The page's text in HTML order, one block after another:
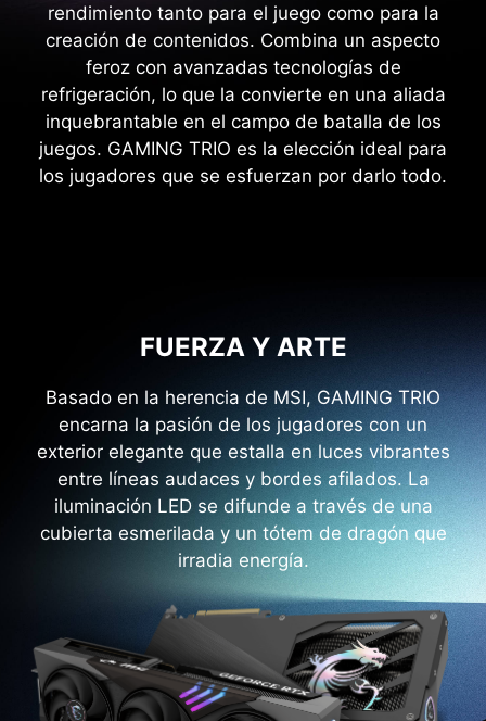
rendimiento tanto para el juego como para la
creación de contenidos. Combina un aspecto
feroz con avanzadas tecnologías de
refrigeración, lo que la convierte en una aliada
inquebrantable en el campo de batalla de los
juegos. GAMING TRIO es la elección ideal para
los jugadores que se esfuerzan por darlo todo.
FUERZA Y ARTE
Basado en la herencia de MSI, GAMING TRIO
encarna la pasión de los jugadores con un
exterior elegante que estalla en luces vibrantes
entre líneas audaces y bordes afilados. La
iluminación LED se difunde a través de una
cubierta esmerilada y un tótem de dragón que
irradia energía.